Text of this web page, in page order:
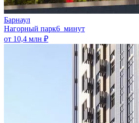
Барнаул
Нагорный парк6 минут
от 10,4 млн ₽